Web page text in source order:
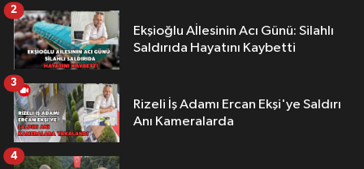
Ekşioğlu Aİlesinin Acı Günü: Silahlı
Saldırıda Hayatını Kaybetti
2
Rizeli İş Adamı Ercan Ekşi'ye Saldırı
Anı Kameralarda
3
4